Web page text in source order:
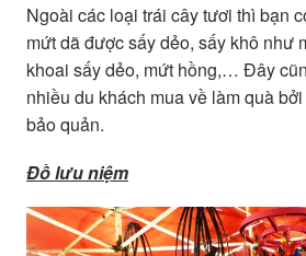
Ngoài các loại trái cây tươi thì bạn
mứt dã được sấy dẻo, sấy khô như
khoai sấy dẻo, mứt hồng,… Đây
nhiều du khách mua về làm quà
bảo quản.
Đồ lưu niệm